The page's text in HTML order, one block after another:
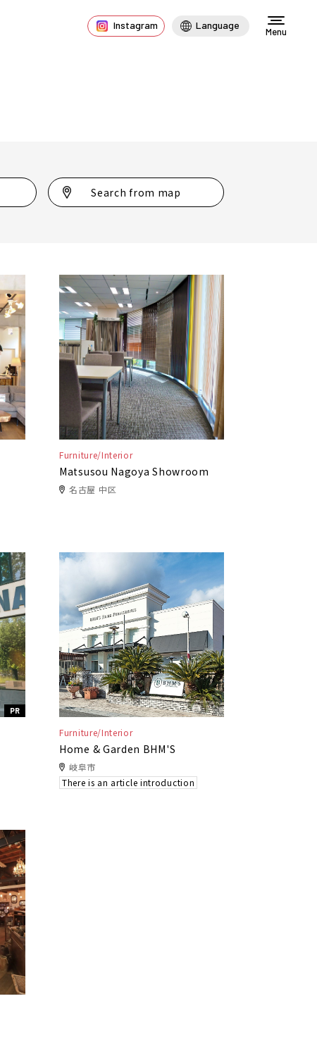
Instagram Language
Menu
Search from map
Furniture/Interior
Matsusou Nagoya Showroom
名古屋 中区
PR
Furniture/Interior
Home & Garden BHM'S
岐阜市
There is an article introduction